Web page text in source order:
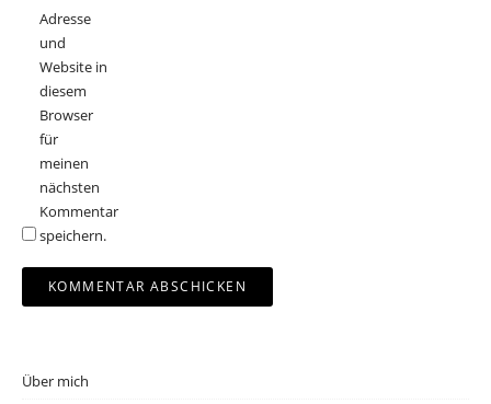
Adresse
und
Website in
diesem
Browser
für
meinen
nächsten
Kommentar
speichern.
Über mich